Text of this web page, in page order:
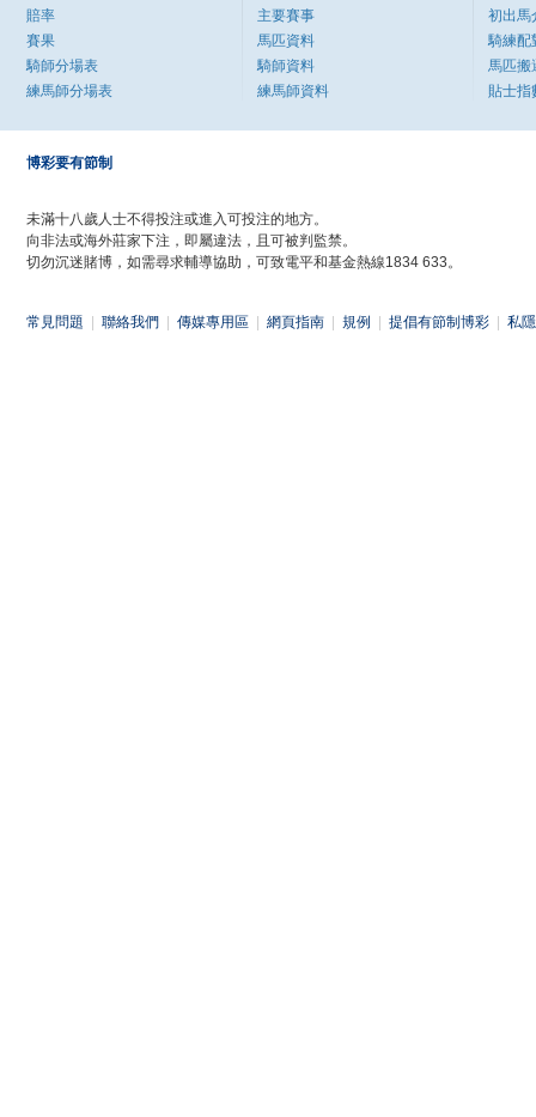
賠率
賽果
騎師分場表
練馬師分場表
主要賽事
馬匹資料
騎師資料
練馬師資料
初出馬
騎練配
馬匹搬
貼士指
博彩要有節制
未滿十八歲人士不得投注或進入可投注的地方。
向非法或海外莊家下注，即屬違法，且可被判監禁。
切勿沉迷賭博，如需尋求輔導協助，可致電平和基金熱線1834 633。
常見問題 聯絡我們 傳媒專用區 網頁指南 規例 提倡有節制博彩 私